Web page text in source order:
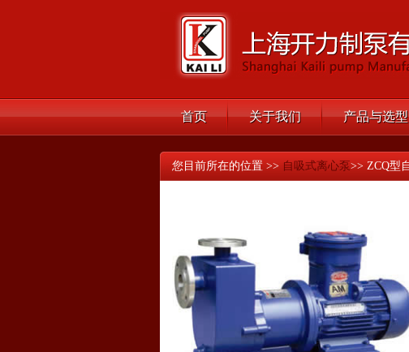
首页 关于我们 产品与选型
您目前所在的位置 >> 自吸式离心泵>> ZCQ型